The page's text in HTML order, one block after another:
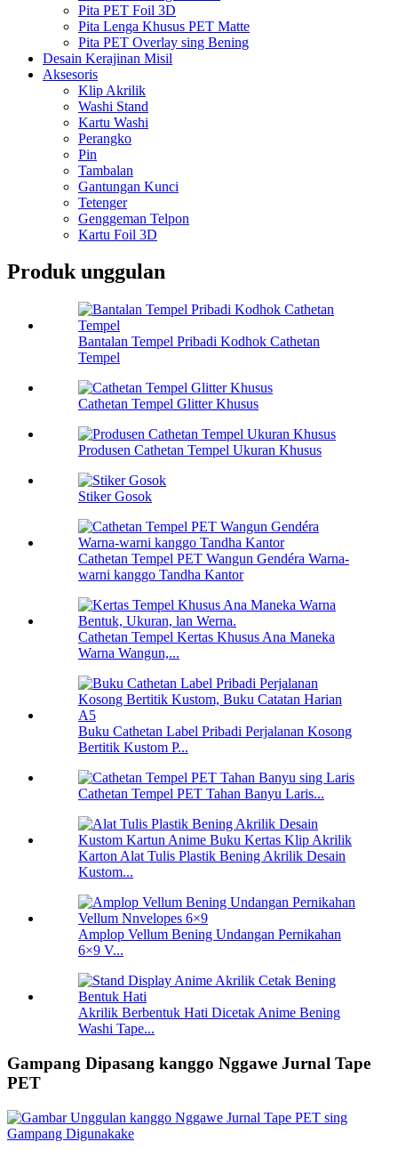
Pita PET Foil 3D
Pita Lenga Khusus PET Matte
Pita PET Overlay sing Bening
Desain Kerajinan Misil
Aksesoris
Klip Akrilik
Washi Stand
Kartu Washi
Perangko
Pin
Tambalan
Gantungan Kunci
Tetenger
Genggeman Telpon
Kartu Foil 3D
Produk unggulan
Bantalan Tempel Pribadi Kodhok Cathetan
Tempel
Cathetan Tempel Glitter Khusus
Produsen Cathetan Tempel Ukuran Khusus
Stiker Gosok
Cathetan Tempel PET Wangun Gendéra Warna-
warni kanggo Tandha Kantor
Cathetan Tempel Kertas Khusus Ana Maneka
Warna Wangun,...
Buku Cathetan Label Pribadi Perjalanan Kosong
Bertitik Kustom P...
Cathetan Tempel PET Tahan Banyu Laris...
Karton Alat Tulis Plastik Bening Akrilik Desain
Kustom...
Amplop Vellum Bening Undangan Pernikahan
6×9 V...
Akrilik Berbentuk Hati Dicetak Anime Bening
Washi Tape...
Gampang Dipasang kanggo Nggawe Jurnal Tape
PET